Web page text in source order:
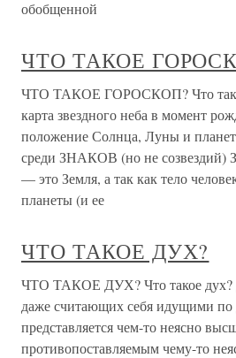
обобщенной
ЧТО ТАКОЕ
ЧТО ТАКОЕ ГОРОСКОП? Что
карта звездного неба в момент
положение Солнца, Луны и
среди ЗНАКОВ (но не созвездий)
— это Земля, а так как тело
планеты (и ее
ЧТО ТАКОЕ ДУХ?
ЧТО ТАКОЕ ДУХ? Что такое дух?
даже считающих себя идущими по
представляется чем-то неясно
противопоставляемым чему-то